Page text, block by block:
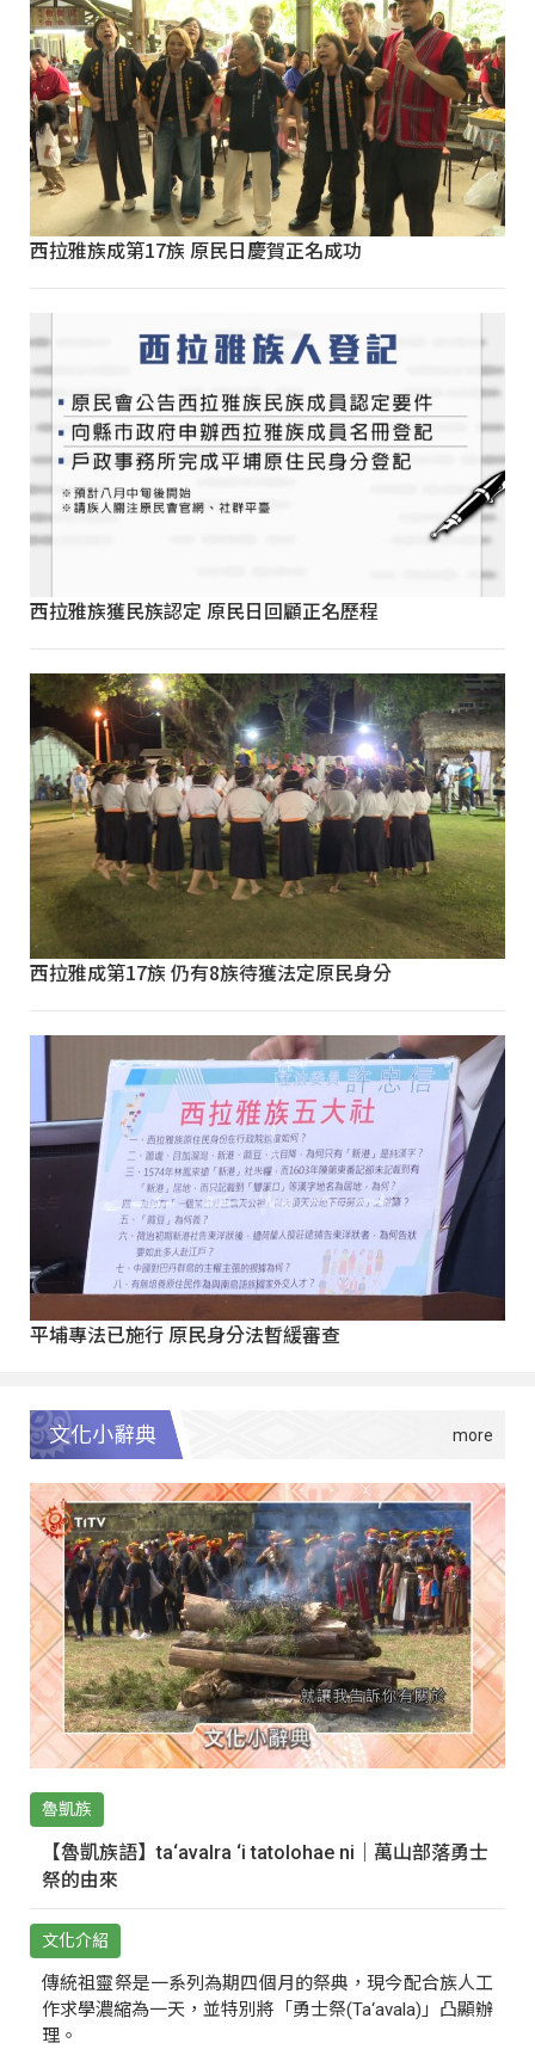
西拉雅族成第17族 原民日慶賀正名成功
西拉雅族獲民族認定 原民日回顧正名歷程
西拉雅成第17族 仍有8族待獲法定原民身分
平埔專法已施行 原民身分法暫緩審查
文化小辭典
魯凱族
【魯凱族語】ta‘avalra ‘i tatolohae ni｜萬山部落勇士
祭的由來
文化介紹
傳統祖靈祭是一系列為期四個月的祭典，現今配合族人工
作求學濃縮為一天，並特別將「勇士祭(Ta‘avala)」凸顯辦
理。